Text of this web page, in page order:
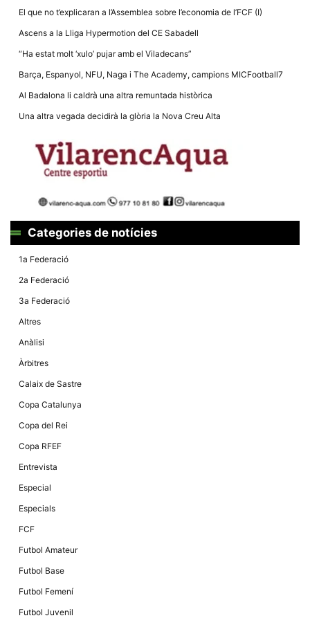
El que no t’explicaran a l’Assemblea sobre l’economia de l’FCF (I)
Ascens a la Lliga Hypermotion del CE Sabadell
“Ha estat molt ‘xulo’ pujar amb el Viladecans”
Barça, Espanyol, NFU, Naga i The Academy, campions MICFootball7
Al Badalona li caldrà una altra remuntada històrica
Una altra vegada decidirà la glòria la Nova Creu Alta
Categories de notícies
1a Federació
2a Federació
3a Federació
Altres
Anàlisi
Àrbitres
Calaix de Sastre
Copa Catalunya
Copa del Rei
Copa RFEF
Entrevista
Especial
Especials
FCF
Futbol Amateur
Futbol Base
Futbol Femení
Futbol Juvenil
Necessàries
Aquestes
cookies no
són
opcionals,
són
funcionament
tècnic de la
web.